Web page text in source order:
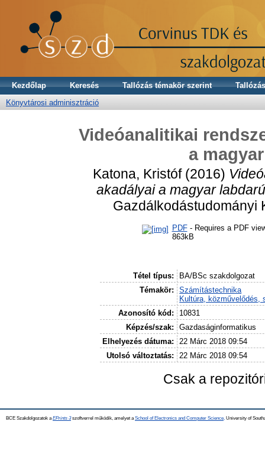
Kezdőlap Keresés Tallózás témakör szerint
Könyvtárosi adminisztráció
Videóanalitikai
a
Katona, Kristóf(2016)
akadályai a magyar
Gazdálkodástudományi
PDF- Requires a PDF
863kB
Tétel típus:
BA/BSc szakdolgozat
Témakör:
Számítástechnika
Kultúra, közművelődés,
Azonosító kód:
10831
Képzés/szak:
Gazdaságinformatikus
Elhelyezés dátuma:
22 Márc 2018 09:54
Utolsó változtatás:
22 Márc 2018 09:54
Csak a
BCE Szakdolgozatok a EPrints 3szoftverrel működik, amelyet a School of Electronics and Computer Science, University of